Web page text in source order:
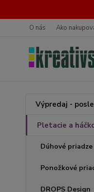
O nás Ako
Výpredaj -
Pletacie a
Dúhové priadze
Ponožkové
DROPS Design